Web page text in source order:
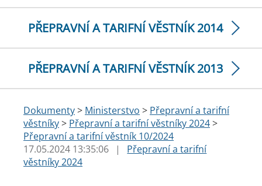
PŘEPRAVNÍ A TARIFNÍ VĚSTNÍK 2014
PŘEPRAVNÍ A TARIFNÍ VĚSTNÍK 2013
Dokumenty> Ministerstvo > Přepravní a tarifní
věstníky> Přepravní a tarifní věstníky 2024>
Přepravní a tarifní věstník 10/2024
17.05.2024 13:35:06
|
Přepravní a tarifní
věstníky 2024